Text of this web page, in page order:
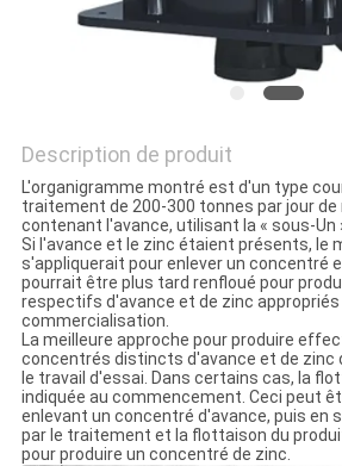
Description de produit
L'organigramme montré est d'un type
traitement de 200-300 tonnes par jour de
contenant l'avance, utilisant la « sous-Un
Si l'avance et le zinc étaient présents, le
s'appliquerait pour enlever un concentré
pourrait être plus tard renfloué pour
respectifs d'avance et de zinc appropriés
commercialisation.
La meilleure approche pour produire
concentrés distincts d'avance et de zinc
le travail d'essai. Dans certains cas, la
indiquée au commencement. Ceci peut
enlevant un concentré d'avance, puis en
par le traitement et la flottaison du
pour produire un concentré de zinc.